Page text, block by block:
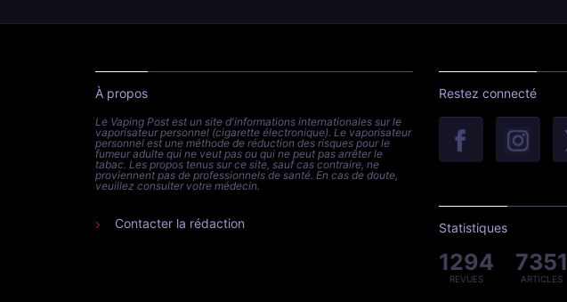
À propos
Le Vaping Post est un site d'informations internationales sur le
vaporisateur personnel (cigarette électronique). Le vaporisateur
personnel est une méthode de réduction des risques pour le
fumeur adulte qui ne veut pas ou qui ne peut pas arrêter le
tabac. Les propos tenus sur ce site, sauf cas contraire, ne
proviennent pas de professionnels de santé. En cas de doute,
veuillez consulter votre médecin.
Contacter la rédaction
Restez connecté
Statistiques
1294
REVUES
7351
ARTICLES